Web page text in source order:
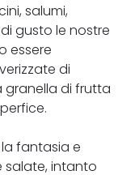
salumi,
gusto le nostre
essere
di
di frutta
la fantasia e
salate, intanto